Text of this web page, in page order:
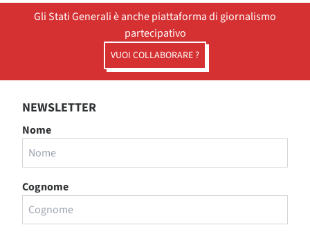
Gli Stati Generali è anche piattaforma di giornalismo
partecipativo
VUOI COLLABORARE ?
NEWSLETTER
Nome
Cognome